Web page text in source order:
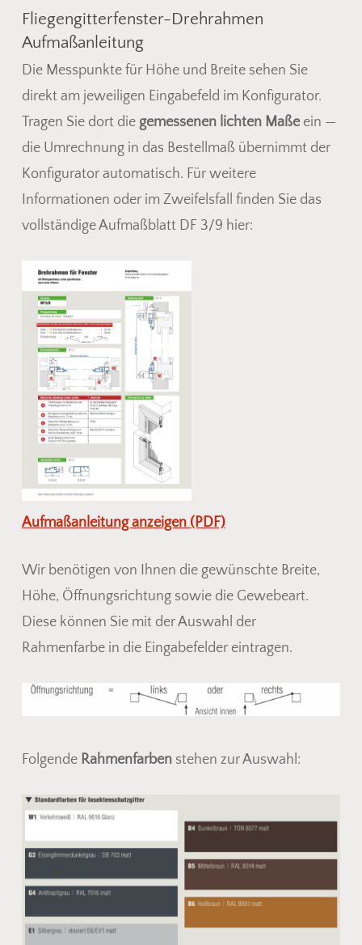
Es befinden sich keine Produkte
im Warenkorb.
Go To Shop
Fliegengitterfenster-Drehrahmen
Aufmaßanleitung
Die Messpunkte für Höhe und Breite sehen Sie
direkt am jeweiligen Eingabefeld im Konfigurator.
Tragen Sie dort die gemessenen lichten Maßeein —
die Umrechnung in das Bestellmaß übernimmt der
Konfigurator automatisch. Für weitere
Informationen oder im Zweifelsfall finden Sie das
vollständige Aufmaßblatt DF 3/9 hier:
Aufmaßanleitung anzeigen (PDF)
Wir benötigen von Ihnen die gewünschte Breite,
Höhe, Öffnungsrichtung sowie die Gewebeart.
Diese können Sie mit der Auswahl der
Rahmenfarbe in die Eingabefelder eintragen.
Folgende Rahmenfarbenstehen zur Auswahl: